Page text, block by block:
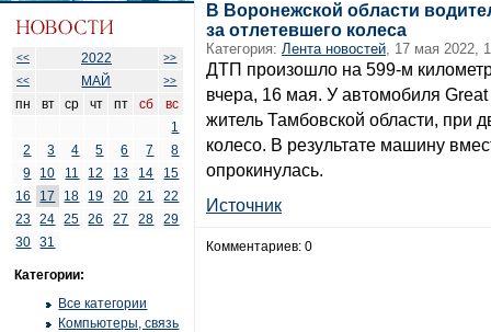
<< 2022
>>
<<
МАЙ >>
пн вт ср чт пт сб
вс
1
2
3 4 5 6 7
8
9
10 11 12 13 14
15
16
17 18 19 20 21
22
23
24 25 26 27 28
29
30
31
Категории:
Все категории
Компьютеры, связь
В Воронежской области
за отлетевшего колеса
Категория: Лента новостей, 17 мая 2022,
ДТП произошло на 599-м
вчера, 16 мая. У автомобиля
житель Тамбовской области, при
колесо. В результате машину
опрокинулась.
Источник
Комментариев: 0